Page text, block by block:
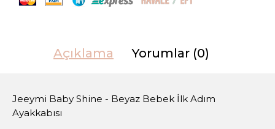
Açıklama Yorumlar (0)
Jeeymi Baby Shine - Beyaz Bebek İlk Adım
Ayakkabısı